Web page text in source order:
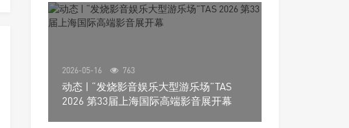
2026-05-16 763
动态 | “发烧影音娱乐大型游乐场”TAS
2026 第33届上海国际高端影音展开幕